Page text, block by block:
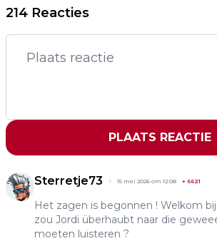
214 Reacties
PLAATS REACTIE
Sterretje73 15 mei 2026 om 12:08 + 6621
Het zagen is begonnen ! Welkom
zou Jordi überhaubt naar die
moeten luisteren ?